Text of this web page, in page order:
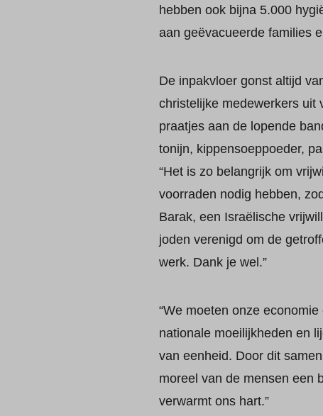
hebben ook bijna 5.000
aan geëvacueerde families
De inpakvloer gonst altijd
christelijke medewerkers uit
praatjes aan de lopende
tonijn, kippensoeppoeder,
“Het is zo belangrijk om
voorraden nodig hebben,
Barak, een Israëlische
joden verenigd om de
werk. Dank je wel.”
“We moeten onze
nationale moeilijkheden en
van eenheid. Door dit
moreel van de mensen een
verwarmt ons hart.”